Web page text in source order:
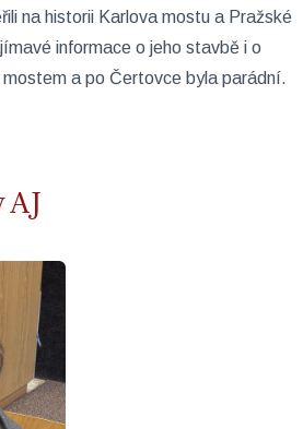
na historii Karlova mostu a Pražské
informace o jeho stavbě i o
a po Čertovce byla parádní.